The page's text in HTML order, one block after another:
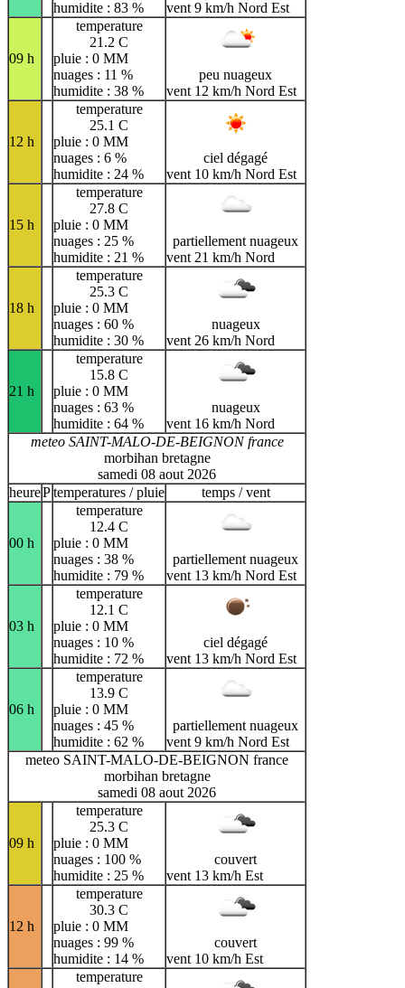
humidite : 83 %
vent 9 km/h Nord Est
09 h
temperature
21.2 C
pluie : 0 MM
nuages : 11 %
humidite : 38 %
peu nuageux
vent 12 km/h Nord Est
12 h
temperature
25.1 C
pluie : 0 MM
nuages : 6 %
humidite : 24 %
ciel dégagé
vent 10 km/h Nord Est
15 h
temperature
27.8 C
pluie : 0 MM
nuages : 25 %
humidite : 21 %
partiellement nuageux
vent 21 km/h Nord
18 h
temperature
25.3 C
pluie : 0 MM
nuages : 60 %
humidite : 30 %
nuageux
vent 26 km/h Nord
21 h
temperature
15.8 C
pluie : 0 MM
nuages : 63 %
humidite : 64 %
nuageux
vent 16 km/h Nord
meteo SAINT-MALO-DE-BEIGNON france
morbihan bretagne
samedi 08 aout 2026
heurePtemperatures / pluie temps / vent
00 h
temperature
12.4 C
pluie : 0 MM
nuages : 38 %
humidite : 79 %
partiellement nuageux
vent 13 km/h Nord Est
03 h
temperature
12.1 C
pluie : 0 MM
nuages : 10 %
humidite : 72 %
ciel dégagé
vent 13 km/h Nord Est
06 h
temperature
13.9 C
pluie : 0 MM
nuages : 45 %
humidite : 62 %
partiellement nuageux
vent 9 km/h Nord Est
meteo SAINT-MALO-DE-BEIGNON france
morbihan bretagne
samedi 08 aout 2026
09 h
temperature
25.3 C
pluie : 0 MM
nuages : 100 %
humidite : 25 %
couvert
vent 13 km/h Est
12 h
temperature
30.3 C
pluie : 0 MM
nuages : 99 %
humidite : 14 %
couvert
vent 10 km/h Est
temperature